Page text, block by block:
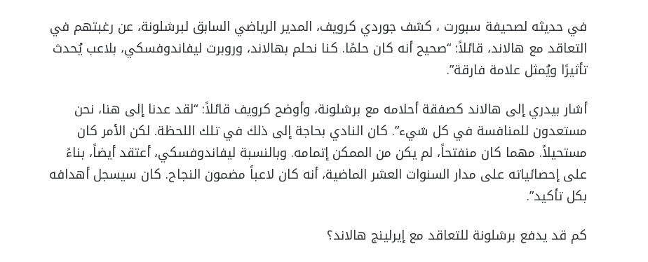
في حديثه لصحيفة سبورت ، كشف جوردي كرويف، المدير الرياضي السابق لبرشلونة، عن رغبتهم في
التعاقد مع هالاند، قائلاً: “صحيح أنه كان حلمًا. كنا نحلم بهالاند، وروبرت ليفاندوفسكي، بلاعب يُحدث
تأثيرًا ويُمثل علامة فارقة”.
أشار بيدري إلى هالاند كصفقة أحلامه مع برشلونة، وأوضح كرويف قائلاً: “لقد عدنا إلى هنا، نحن
مستعدون للمنافسة في كل شيء”. كان النادي بحاجة إلى ذلك في تلك اللحظة. لكن الأمر كان
مستحيلاً. مهما كان منفتحاً، لم يكن من الممكن إتمامه. وبالنسبة ليفاندوفسكي، أعتقد أيضاً، بناءً
على إحصائياته على مدار السنوات العشر الماضية، أنه كان لاعباً مضمون النجاح. كان سيسجل أهدافه
بكل تأكيد”.
كم قد يدفع برشلونة للتعاقد مع إيرلينج هالاند؟